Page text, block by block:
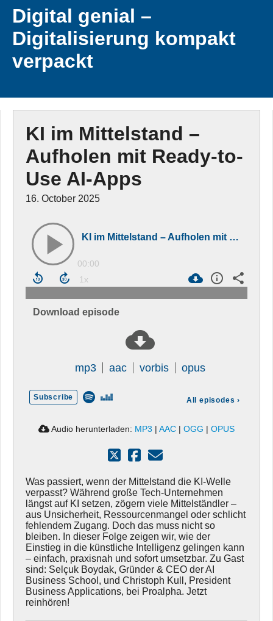
Digital genial –
Digitalisierung kompakt
verpackt
KI im Mittelstand –
Aufholen mit Ready-to-
Use AI-Apps
16. October 2025
KI im Mittelstand – Aufholen mit Ready-to-Use AI-Apps
00:00
Download episode
mp3 aac vorbis opus
Subscribe All episodes ›
Audio herunterladen: MP3 | AAC | OGG | OPUS
Was passiert, wenn der Mittelstand die KI-Welle
verpasst? Während große Tech-Unternehmen
längst auf KI setzen, zögern viele Mittelständler –
aus Unsicherheit, Ressourcenmangel oder schlicht
fehlendem Zugang. Doch das muss nicht so
bleiben. In dieser Folge zeigen wir, wie der
Einstieg in die künstliche Intelligenz gelingen kann
– einfach, praxisnah und sofort umsetzbar. Zu Gast
sind: Selçuk Boydak, Gründer & CEO der AI
Business School, und Christoph Kull, President
Business Applications, bei Proalpha. Jetzt
reinhören!